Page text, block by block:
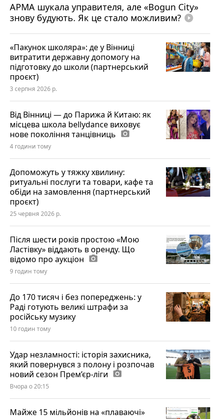
АРМА шукала управителя, але «Bogun City»
знову будують. Як це стало можливим? play_circle_filled
«Пакунок школяра»: де у Вінниці
витратити державну допомогу на
підготовку до школи (партнерський
проєкт)
3 серпня 2026 р.
Від Вінниці — до Парижа й Китаю: як
місцева школа bellydance виховує
нове покоління танцівниць photo_camera
4 години тому
Допоможуть у тяжку хвилину:
ритуальні послуги та товари, кафе та
обіди на замовлення (партнерський
проєкт)
25 червня 2026 р.
Після шести років простою «Мою
Ластівку» віддають в оренду. Що
відомо про аукціон photo_camera
9 годин тому
До 170 тисяч і без попереджень: у
Раді готують великі штрафи за
російську музику
10 годин тому
Удар незламності: історія захисника,
який повернувся з полону і розпочав
новий сезон Прем’єр-ліги photo_camera
Вчора о 20:15
Майже 15 мільйонів на «плаваючі»